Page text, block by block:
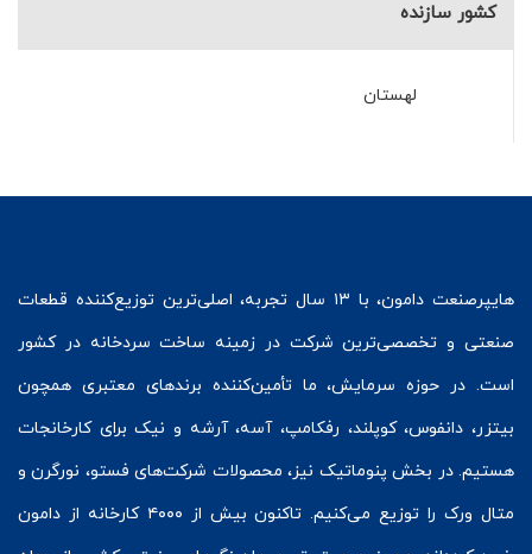
کشور سازنده
لهستان
هایپرصنعت
دامون، با ۱۳ سال تجربه، اصلی‌ترین توزیع‌کننده قطعات
صنعتی و تخصصی‌ترین شرکت در زمینه ساخت سردخانه در کشور
است. در حوزه سرمایش، ما تأمین‌کننده برندهای معتبری همچون
بیتزر، دانفوس،کوپلند، رفکامپ، آسه، آرشه و نیک برای کارخانجات
هستیم. در بخش پنوماتیک نیز، محصولات شرکت‌های فستو، نورگرن و
متال ورک
را توزیع می‌کنیم. تاکنون بیش از ۴۰۰۰ کارخانه از دامون